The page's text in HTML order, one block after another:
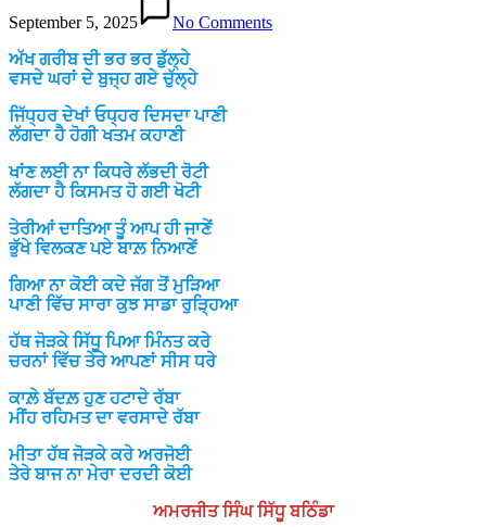
September 5, 2025
No Comments
ਅੱਖ ਗਰੀਬ ਦੀ ਭਰ ਭਰ ਡੁੱਲ੍ਹੇ
ਵਸਦੇ ਘਰਾਂ ਦੇ ਬੁਜ੍ਹ ਗਏ ਚੁੱਲ੍ਹੇ
ਜਿੱਧ੍ਹਰ ਦੇਖਾਂ ਓਧ੍ਹਰ ਦਿਸਦਾ ਪਾਣੀ
ਲੱਗਦਾ ਹੈ ਹੋਗੀ ਖਤਮ ਕਹਾਣੀ
ਖਾਂਣ ਲਈ ਨਾ ਕਿਧਰੇ ਲੱਭਦੀ ਰੋਟੀ
ਲੱਗਦਾ ਹੈ ਕਿਸਮਤ ਹੋ ਗਈ ਖੋਟੀ
ਤੇਰੀਆਂ ਦਾਤਿਆ ਤੂੰ ਆਪ ਹੀ ਜਾਣੇਂ
ਭੁੱਖੇ ਵਿਲਕਣ ਪਏ ਬਾਲ਼ ਨਿਆਣੇਂ
ਗਿਆ ਨਾ ਕੋਈ ਕਦੇ ਜੱਗ ਤੋਂ ਮੁੜਿਆ
ਪਾਣੀ ਵਿੱਚ ਸਾਰਾ ਕੁਝ ਸਾਡਾ ਰੁੜ੍ਹਿਆ
ਹੱਥ ਜੋੜਕੇ ਸਿੱਧੂ ਪਿਆ ਮਿੰਨਤ ਕਰੇ
ਚਰਨਾਂ ਵਿੱਚ ਤੇਰੇ ਆਪਣਾਂ ਸੀਸ ਧਰੇ
ਕਾਲ਼ੇ ਬੱਦਲ਼ ਹੁਣ ਹਟਾਦੇ ਰੱਬਾ
ਮੀਂਹ ਰਹਿਮਤ ਦਾ ਵਰਸਾਦੇ ਰੱਬਾ
ਮੀਤਾ ਹੱਥ ਜੋੜਕੇ ਕਰੇ ਅਰਜੋਈ
ਤੇਰੇ ਬਾਜ ਨਾ ਮੇਰਾ ਦਰਦੀ ਕੋਈ
ਅਮਰਜੀਤ ਸਿੰਘ ਸਿੱਧੂ ਬਠਿੰਡਾ